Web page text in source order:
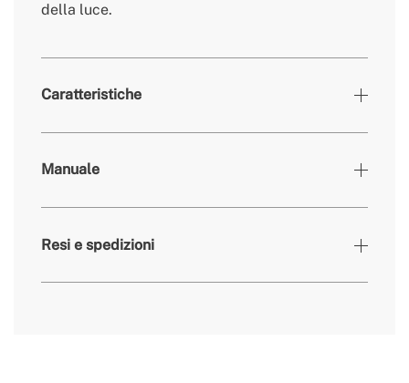
della luce.
Caratteristiche
» Compatibile
Manuale
Resi e spedizioni